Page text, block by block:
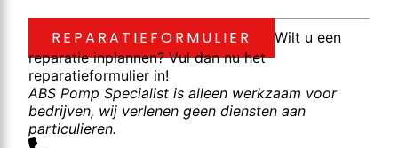
REPARATIEFORMULIER
Wilt u een
reparatie inplannen? Vul dan nu het
reparatieformulier in!
ABS Pomp Specialist is alleen werkzaam voor
bedrijven, wij verlenen geen diensten aan
particulieren.